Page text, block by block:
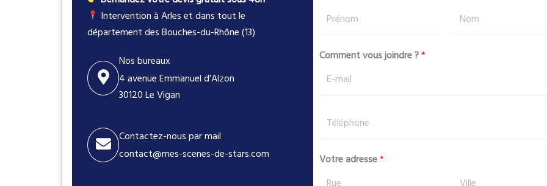
Intervention à Arles et dans tout le
département des Bouches-du-Rhône (13)
Nos bureaux
4 avenue Emmanuel d'Alzon
30120 Le Vigan
Contactez-nous par mail
contact@mes-scenes-de-stars.com
n
*
rComment vous joindre ?*
é
Votre adresse*